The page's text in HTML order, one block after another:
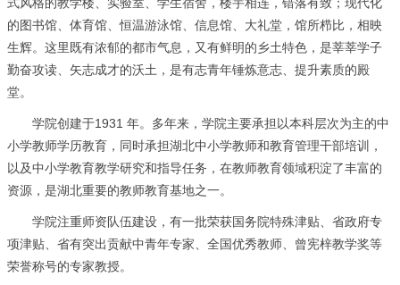
的图书馆、体育馆、恒温游泳馆、信息馆、大礼堂，馆所栉比，相映
生辉。这里既有浓郁的都市气息，又有鲜明的乡土特色，是莘莘学子
勤奋攻读、矢志成才的沃土，是有志青年锤炼意志、提升素质的殿
堂。
学院创建于1931 年。多年来，学院主要承担以本科层次为主的中
小学教师学历教育，同时承担湖北中小学教师和教育管理干部培训，
以及中小学教育教学研究和指导任务，在教师教育领域积淀了丰富的
资源，是湖北重要的教师教育基地之一。
学院注重师资队伍建设，有一批荣获国务院特殊津贴、省政府专
项津贴、省有突出贡献中青年专家、全国优秀教师、曾宪梓教学奖等
荣誉称号的专家教授。